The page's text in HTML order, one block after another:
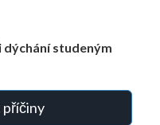
studeným